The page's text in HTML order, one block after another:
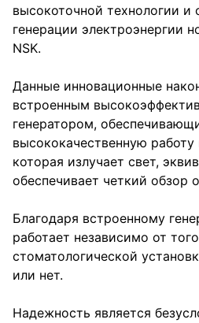
высокоточной технологии
генерации электроэнергии
NSK.
Данные инновационные
встроенным
генератором,
высококачественную работу
которая излучает свет,
обеспечивает четкий обзор
Благодаря встроенному
работает независимо от
стоматологической
или нет.
Надежность является